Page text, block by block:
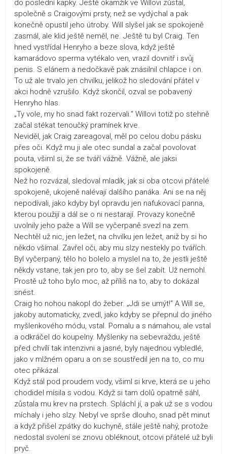
do poslední kapky. Ještě okamžik ve Willovi zůstal,
společně s Craigovými prsty, než se vydýchal a pak
konečně opustil jeho útroby. Will slyšel jak se spokojeně
zasmál, ale klid ještě neměl, ne. Ještě tu byl Craig. Ten
hned vystřídal Henryho a beze slova, když ještě
kamarádovo sperma vytékalo ven, vrazil dovnitř i svůj
penis. S elánem a nedočkavě pak znásilnil chlapce i on.
To už ale trvalo jen chvilku, jelikož ho sledování přátel v
akci hodně vzrušilo. Když skončil, ozval se pobavený
Henryho hlas.
„Ty vole, my ho snad fakt rozervali.“ Willovi totiž po stehně
začal stékat tenoučký pramínek krve.
Neviděl, jak Craig zareagoval, měl po celou dobu pásku
přes oči. Když mu ji ale otec sundal a začal povolovat
pouta, všiml si, že se tváří vážně. Vážně, ale jaksi
spokojeně.
Než ho rozvázal, sledoval mladík, jak si oba otcovi přátelé
spokojeně, ukojeně nalévají dalšího panáka. Ani se na něj
nepodívali, jako kdyby byl opravdu jen nafukovací panna,
kterou použijí a dál se o ni nestarají. Provazy konečně
uvolnily jeho paže a Will se vyčerpaně svezl na zem.
Nechtěl už nic, jen ležet, na chvilku jen ležet, aniž by si ho
někdo všímal. Zavřel oči, aby mu slzy nestekly po tvářích.
Byl vyčerpaný, tělo ho bolelo a myslel na to, že jestli ještě
někdy vstane, tak jen pro to, aby se šel zabít. Už nemohl.
Prostě už toho bylo moc, až příliš na to, aby to dokázal
snést.
Craig ho nohou nakopl do žeber. „Jdi se umýt!“ A Will se,
jakoby automaticky, zvedl, jako kdyby se přepnul do jiného
myšlenkového módu, vstal. Pomalu a s námahou, ale vstal
a odkráčel do koupelny. Myšlenky na sebevraždu, ještě
před chvílí tak intenzivni a jasné, byly najednou vybledlé,
jako v mlžném oparu a on se soustředil jen na to, co mu
otec přikázal.
Když stál pod proudem vody, všiml si krve, která se u jeho
chodidel mísila s vodou. Když si tam dolů opatrně sáhl,
zůstala mu krev na prstech. Spláchl jí, a pak už se s vodou
míchaly i jeho slzy. Nebyl ve sprše dlouho, snad pět minut
a když přišel zpátky do kuchyně, stále ještě nahý, protože
nedostal svolení se znovu obléknout, otcovi přátelé už byli
pryč.